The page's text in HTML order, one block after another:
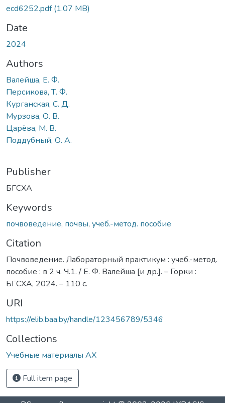
ecd6252.pdf(1.07 MB)
Date
2024
Authors
Валейша, Е. Ф.
Персикова, Т. Ф.
Курганская, С. Д.
Мурзова, О. В.
Царёва, М. В.
Поддубный, О. А.
Publisher
БГСХА
Keywords
почвоведение, почвы, учеб.-метод. пособие
Citation
Почвоведение. Лабораторный практикум : учеб.-метод.
пособие : в 2 ч. Ч.1. / Е. Ф. Валейша [и др.]. – Горки :
БГСХА, 2024. – 110 с.
URI
https://elib.baa.by/handle/123456789/5346
Collections
Учебные материалы АХ
Full item page